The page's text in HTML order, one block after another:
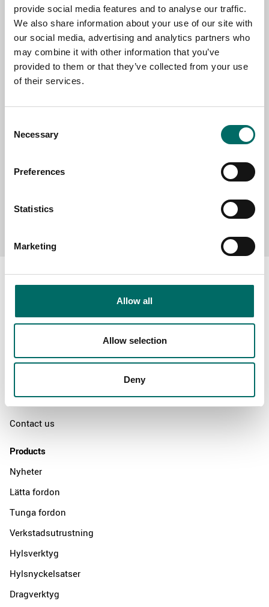
provide social media features and to analyse our traffic.
We also share information about your use of our site with
our social media, advertising and analytics partners who
may combine it with other information that you’ve
provided to them or that they’ve collected from your use
of their services.
Selection
Necessary
Preferences
Statistics
Marketing
Allow all
Allow selection
Deny
EMAIL
SELECT COUNTRY
About
The Kamasa Tools warranty
Contact us
Products
Nyheter
Lätta fordon
Tunga fordon
Verkstadsutrustning
Hylsverktyg
Hylsnyckelsatser
Dragverktyg